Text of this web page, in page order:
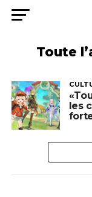
Toute
les